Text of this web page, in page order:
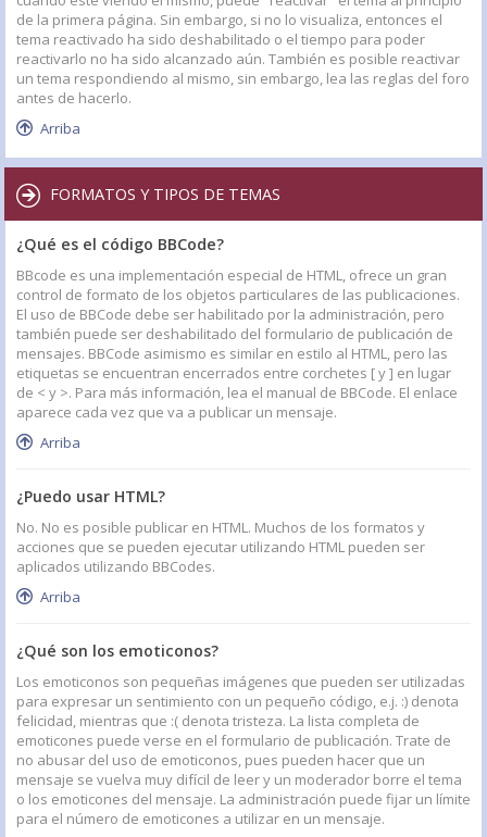
de la primera página. Sin embargo, si no lo visualiza, entonces el
tema reactivado ha sido deshabilitado o el tiempo para poder
reactivarlo no ha sido alcanzado aún. También es posible reactivar
un tema respondiendo al mismo, sin embargo, lea las reglas del foro
antes de hacerlo.
Arriba
FORMATOS Y TIPOS DE TEMAS
¿Qué es el código BBCode?
BBcode es una implementación especial de HTML, ofrece un gran
control de formato de los objetos particulares de las publicaciones.
El uso de BBCode debe ser habilitado por la administración, pero
también puede ser deshabilitado del formulario de publicación de
mensajes. BBCode asimismo es similar en estilo al HTML, pero las
etiquetas se encuentran encerrados entre corchetes [ y ] en lugar
de < y >. Para más información, lea el manual de BBCode. El enlace
aparece cada vez que va a publicar un mensaje.
Arriba
¿Puedo usar HTML?
No. No es posible publicar en HTML. Muchos de los formatos y
acciones que se pueden ejecutar utilizando HTML pueden ser
aplicados utilizando BBCodes.
Arriba
¿Qué son los emoticonos?
Los emoticonos son pequeñas imágenes que pueden ser utilizadas
para expresar un sentimiento con un pequeño código, e.j. :) denota
felicidad, mientras que :( denota tristeza. La lista completa de
emoticones puede verse en el formulario de publicación. Trate de
no abusar del uso de emoticonos, pues pueden hacer que un
mensaje se vuelva muy difícil de leer y un moderador borre el tema
o los emoticones del mensaje. La administración puede fijar un límite
para el número de emoticones a utilizar en un mensaje.